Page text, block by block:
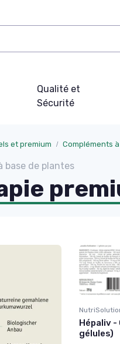
Qualité et
Sécurité
et premium Compléments
base de plantes
Hépaliv
gélules)